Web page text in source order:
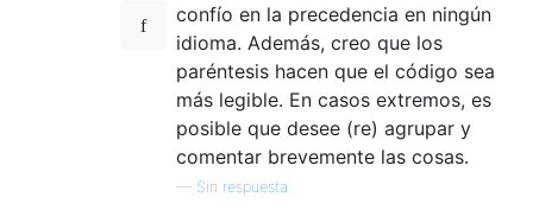
confío en la precedencia en ningún
idioma. Además, creo que los
paréntesis hacen que el código sea
más legible. En casos extremos, es
posible que desee (re) agrupar y
comentar brevemente las cosas.
— Sin respuesta